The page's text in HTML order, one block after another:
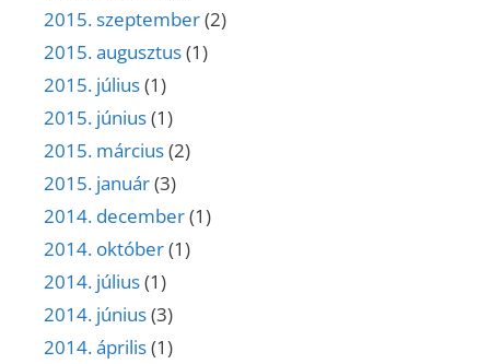
2015. szeptember(2)
2015. augusztus(1)
2015. július(1)
2015. június(1)
2015. március(2)
2015. január(3)
2014. december(1)
2014. október(1)
2014. július(1)
2014. június(3)
2014. április(1)